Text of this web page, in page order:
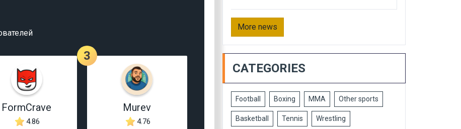
FormCrave
4.86
3
Murev
4.76
More news
CATEGORIES
Football Boxing MMA Other sports
Basketball Tennis Wrestling